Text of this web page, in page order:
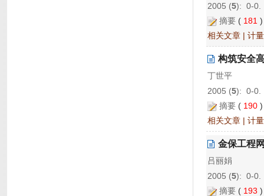
2005 (5): 0-0.
摘要 ( 181
相关文章 | 计
构筑安全
丁世平
2005 (5): 0-0.
摘要 ( 190
相关文章 | 计
金保工程
吕丽娟
2005 (5): 0-0.
摘要 ( 193